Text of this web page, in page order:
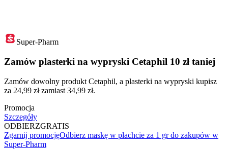
Super-Pharm
Zamów plasterki na wypryski Cetaphil 10 zł taniej
Zamów dowolny produkt Cetaphil, a plasterki na wypryski kupisz
za 24,99 zł zamiast 34,99 zł.
Promocja
Szczegóły
ODBIERZGRATIS
Zgarnij promocjęOdbierz maskę w płachcie za 1 gr do zakupów w
Super-Pharm